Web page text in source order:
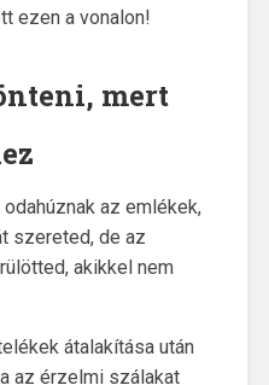
ezen a vonalon!
mert
az emlékek,
szereted, de az
akikkel nem
átalakítása után
az érzelmi szálakat